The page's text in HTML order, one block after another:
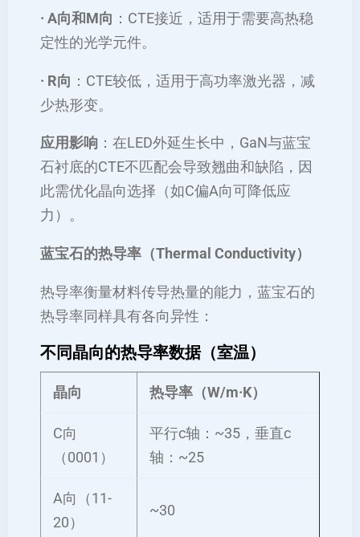
· A向和M向 ：CTE接近，适用于需要高热稳
定性的光学元件。
· R向 ：CTE较低，适用于高功率激光器，减
少热形变。
应用影响 ：在LED外延生长中，GaN与蓝宝
石衬底的CTE不匹配会导致翘曲和缺陷，因
此需优化晶向选择（如C偏A向可降低应
力）。
蓝宝石的热导率（Thermal Conductivity）
热导率衡量材料传导热量的能力，蓝宝石的
热导率同样具有各向异性：
不同晶向的热导率数据（室温）
晶向 热导率（W/m·K）
C向
（0001）
平行c轴：~35，垂直c
轴：~25
A向（11-
20）
~30